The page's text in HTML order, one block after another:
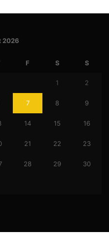
2026
F S S
1 2
7 8 9
14 15 16
21 22 23
28 29 30